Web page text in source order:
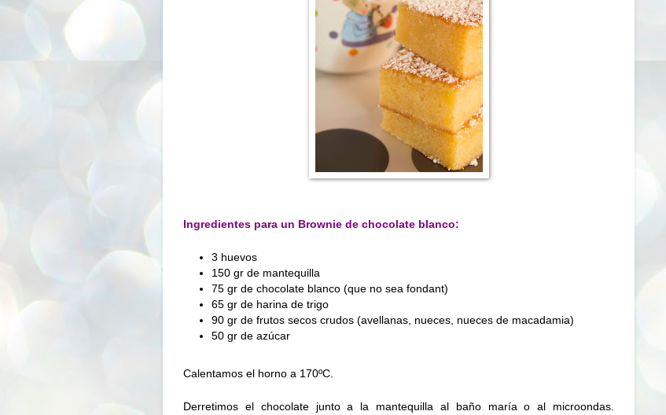
Ingredientes para un Brownie de chocolate blanco:
3 huevos
150 gr de mantequilla
75 gr de chocolate blanco (que no sea fondant)
65 gr de harina de trigo
90 gr de frutos secos crudos (avellanas, nueces, nueces de macadamia)
50 gr de azúcar
Calentamos el horno a 170ºC.
Derretimos el chocolate junto a la mantequilla al baño maría o al microondas.